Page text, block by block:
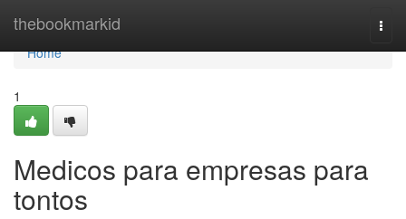
thebookmarkid
Home
Home
1
Medicos para empresas para
tontos